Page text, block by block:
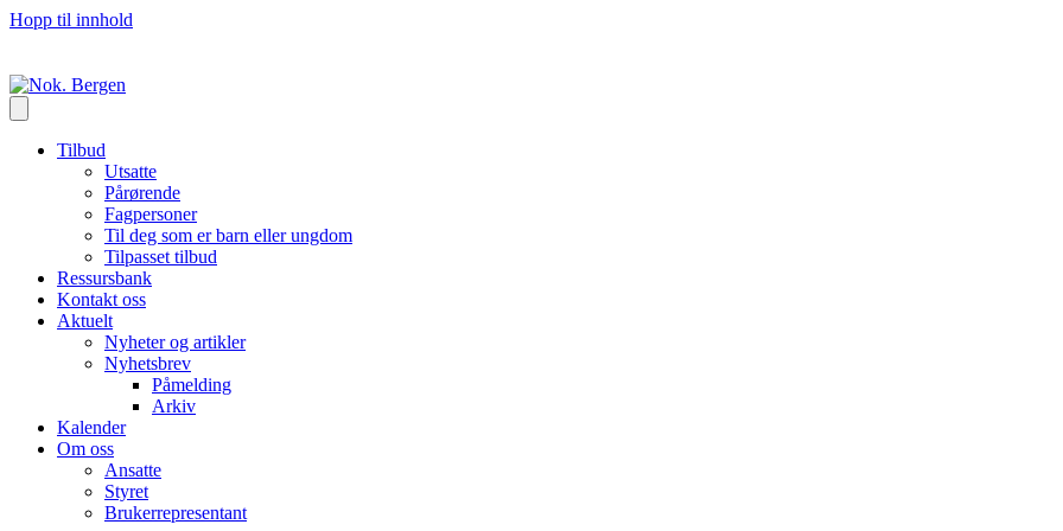
Hopp til innhold
Tilbud
Utsatte
Pårørende
Fagpersoner
Til deg som er barn eller ungdom
Tilpasset tilbud
Ressursbank
Kontakt oss
Aktuelt
Nyheter og artikler
Nyhetsbrev
Påmelding
Arkiv
Kalender
Om oss
Ansatte
Styret
Brukerrepresentant